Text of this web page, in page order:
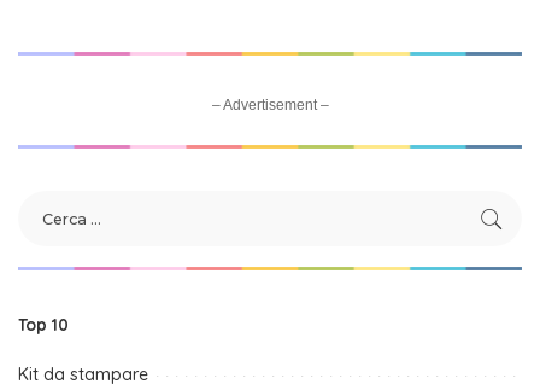
– Advertisement –
Top 10
Kit da stampare